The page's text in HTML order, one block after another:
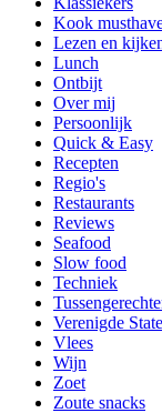
Kook
Lezen en
Lunch
Ontbijt
Over mij
Persoonlijk
Quick & Easy
Recepten
Regio's
Restaurants
Reviews
Seafood
Slow food
Techniek
Verenigde
Vlees
Wijn
Zoet
Zoute snacks